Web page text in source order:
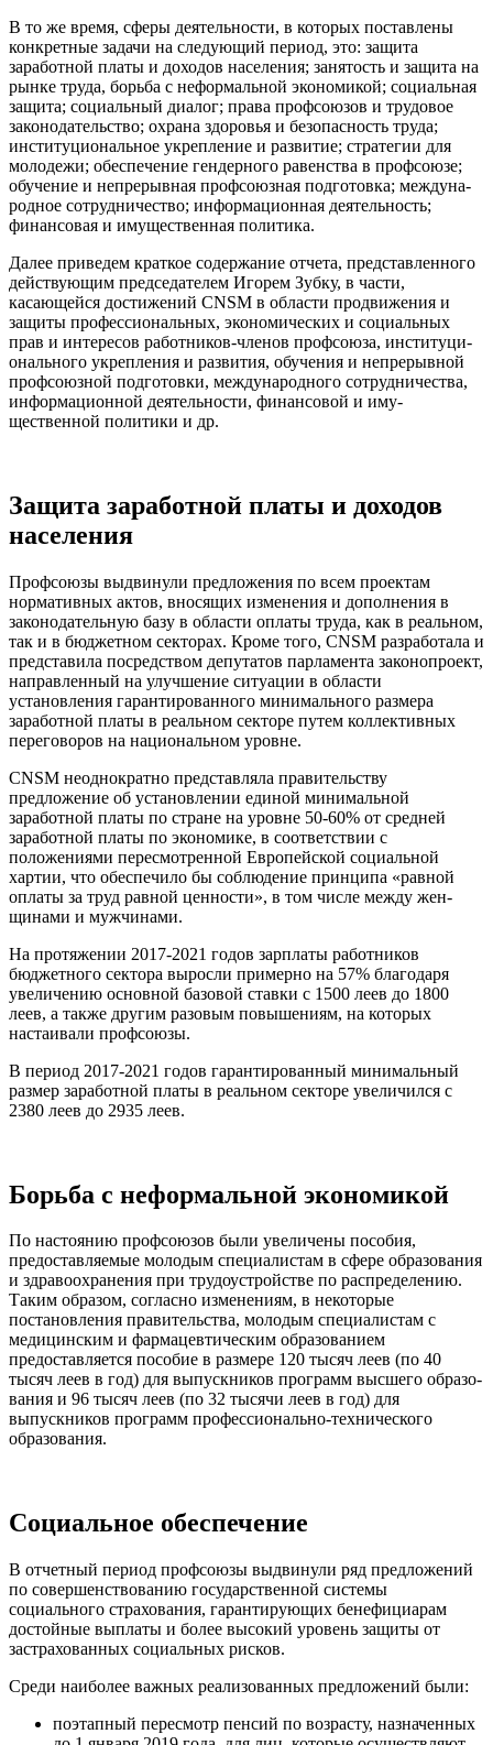
В то же время, сферы деятельности, в которых поставлены
конкретные задачи на следующий период, это: защита
заработной платы и доходов населения; занятость и защита на
рынке труда, борьба с нефор­мальной экономикой; социальная
защита; социальный диалог; права профсоюзов и трудовое
законодательство; охрана здоровья и безопасность труда;
институцио­нальное укрепление и развитие; стратегии для
молодежи; обеспечение гендерного равенства в профсоюзе;
обучение и непре­рывная профсоюзная подготовка; междуна­
родное сотрудничество; информационная деятельность;
финансовая и имущественная политика.
Далее приведем краткое содержание отчета, представленного
действующим председателем Игорем Зубку, в части,
касающейся достижений CNSM в области продви­жения и
защиты профессиональных, эконо­мических и социальных
прав и интересов работников-членов профсоюза, институци­
онального укрепления и развития, обучения и непрерывной
профсоюзной подготовки, международного сотрудничества,
информа­ционной деятельности, финансовой и иму­
щественной политики и др.
Защита заработной платы и доходов
населения
Профсоюзы выдвинули предложения по всем проектам
нормативных актов, вносящих изменения и дополнения в
законода­тельную базу в области оплаты труда, как в реальном,
так и в бюджетном секторах. Кроме того, CNSM разработала и
представила посредством депутатов парламента законопроект,
направленный на улуч­шение ситуации в области
установления гарантированного минимального размера
заработной платы в реальном секторе путем коллективных
переговоров на националь­ном уровне.
CNSM неоднократно представляла пра­вительству
предложение об установлении единой минимальной
заработной платы по стране на уровне 50-60% от средней
зара­ботной платы по экономике, в соответствии с
положениями пересмотренной Европейской социальной
хартии, что обеспечило бы соб­людение принципа «равной
оплаты за труд равной ценности», в том числе между жен­
щинами и мужчинами.
На протяжении 2017-2021 годов зарплаты работников
бюджетного сектора выросли примерно на 57% благодаря
увели­чению основной базовой ставки с 1500 леев до 1800
леев, а также другим разовым повы­шениям, на которых
настаивали профсоюзы.
В период 2017-2021 годов гарантированный минимальный
размер заработ­ной платы в реальном секторе увеличился с
2380 леев до 2935 леев.
Борьба с неформальной экономикой
По настоянию профсоюзов были уве­личены пособия,
предоставляемые моло­дым специалистам в сфере образования
и здравоохранения при трудоустройстве по распределению.
Таким образом, согласно изменениям, в некоторые
постановления правительства, молодым специалистам с
медицинским и фармацевтическим образо­ванием
предоставляется пособие в размере 120 тысяч леев (по 40
тысяч леев в год) для выпускников программ высшего образо­
вания и 96 тысяч леев (по 32 тысячи леев в год) для
выпускников программ профессионально-технического
образования.
Социальное обеспечение
В отчетный период профсоюзы выдви­нули ряд предложений
по совершенствова­нию государственной системы
социального страхования, гарантирующих бенефициарам
достойные выплаты и более высокий уровень защиты от
застрахованных социаль­ных рисков.
Среди наиболее важных реализованных предложений были:
поэтапный пересмотр пенсий по воз­расту, назначенных